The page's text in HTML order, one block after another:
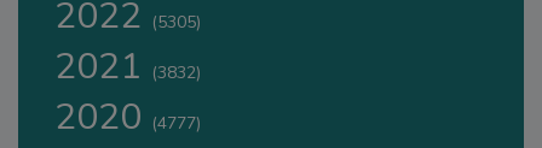
2022 (5305)
2021 (3832)
2020 (4777)